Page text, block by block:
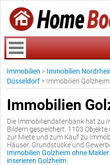
Immobilien > Immobilien
Düsseldorf > Immobilien Golzheim
Immobilien
Die Immobiliendatenbank hat zu
Bildern gespeichert. 1103
zur Miete und zum Kauf zu
Häuser, Grundstücke und
Immobilien Golzheim ohne Makler
inserieren Golzheim